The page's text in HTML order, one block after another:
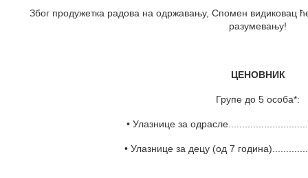
Због продужетка радова на одржавању, Спомен видиковац
разумевању!
ЦЕНОВНИК
Групе до 5 особа*:
• Улазнице за
• Улазнице за децу (од 7